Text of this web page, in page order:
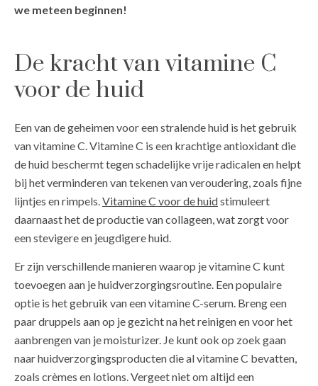
we meteen beginnen!
De kracht van vitamine C
voor de huid
Een van de geheimen voor een stralende huid is het gebruik
van vitamine C. Vitamine C is een krachtige antioxidant die
de huid beschermt tegen schadelijke vrije radicalen en helpt
bij het verminderen van tekenen van veroudering, zoals fijne
lijntjes en rimpels. Vitamine C voor de huidstimuleert
daarnaast het de productie van collageen, wat zorgt voor
een stevigere en jeugdigere huid.
Er zijn verschillende manieren waarop je vitamine C kunt
toevoegen aan je huidverzorgingsroutine. Een populaire
optie is het gebruik van een vitamine C-serum. Breng een
paar druppels aan op je gezicht na het reinigen en voor het
aanbrengen van je moisturizer. Je kunt ook op zoek gaan
naar huidverzorgingsproducten die al vitamine C bevatten,
zoals crèmes en lotions. Vergeet niet om altijd een